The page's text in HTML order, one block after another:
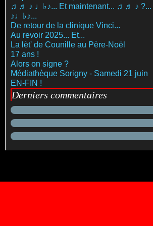
♫ ♬ ♪ ♩♭♪... Et maintenant... ♫ ♬ ♪ ?...
♪♩♭♪...
De retour de la clinique Vinci...
Au revoir 2025... Et...
La lèt' de Counille au Père-Noël
17 ans !
Alors on signe ?
Médiathèque Sorigny - Samedi 21 juin
EN-FIN !
Derniers commentaires